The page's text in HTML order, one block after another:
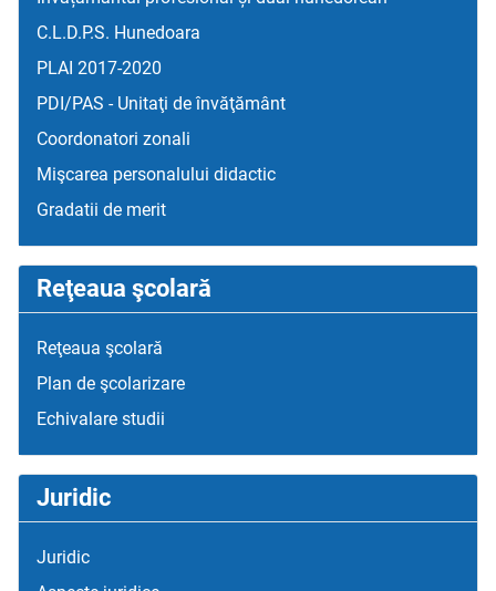
C.L.D.P.S. Hunedoara
PLAI 2017-2020
PDI/PAS - Unitaţi de învăţământ
Coordonatori zonali
Mişcarea personalului didactic
Gradatii de merit
Reţeaua şcolară
Reţeaua şcolară
Plan de şcolarizare
Echivalare studii
Juridic
Juridic